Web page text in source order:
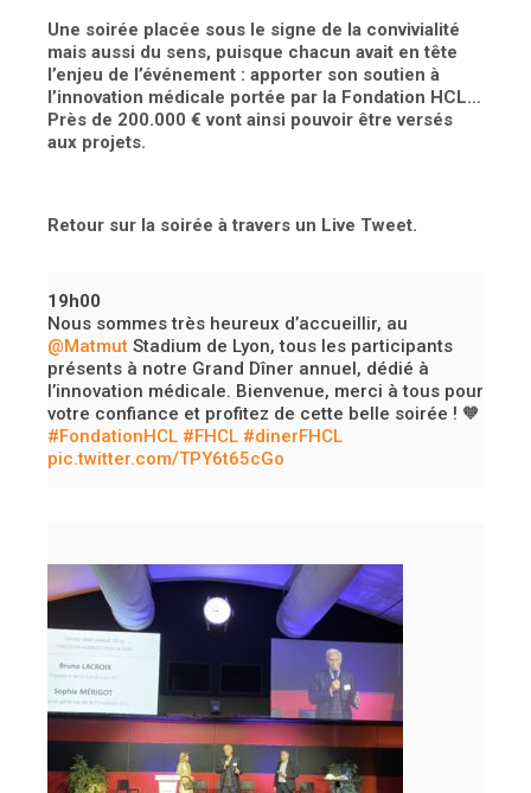
Une soirée placée sous le signe de la convivialité
mais aussi du sens, puisque chacun avait en tête
l’enjeu de l’événement : apporter son soutien à
l’innovation médicale portée par la Fondation HCL…
Près de 200.000 € vont ainsi pouvoir être versés
aux projets.
Retour sur la soirée à travers un Live Tweet.
19h00
Nous sommes très heureux d’accueillir, au
@Matmut Stadium de Lyon, tous les participants
présents à notre Grand Dîner annuel, dédié à
l’innovation médicale. Bienvenue, merci à tous pour
votre confiance et profitez de cette belle soirée ! 🧡
#FondationHCL #FHCL #dinerFHCL
pic.twitter.com/TPY6t65cGo